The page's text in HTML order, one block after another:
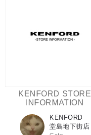
KENFORD STORE
INFORMATION
KENFORD
堂島地下街店